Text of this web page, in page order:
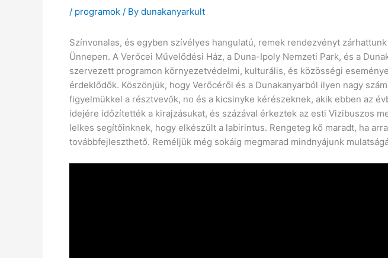
/ programok / By dunakanyarkult
Színvonalas, és egyben szívélyes hangulatú, remek rendezvényt
Ünnepen. A Verőcei Művelődési Ház, a Duna-Ipoly Nemzeti Park, és a
szervezett programon környezetvédelmi, kulturális, és közösségi
érdeklődők. Köszönjük, hogy Verőcéről és a Dunakanyarból ilyen nagy
figyelmükkel a résztvevők, no és a kicsinyke kérészeknek, akik ebben az
idejére időzítették a kirajzásukat, és százával érkeztek az esti Vizibuszos
lelkes segítőinknek, hogy elkészült a labirintus. Rengeteg kő maradt, ha
továbbfejleszthető. Reméljük még sokáig megmarad mindnyájunk